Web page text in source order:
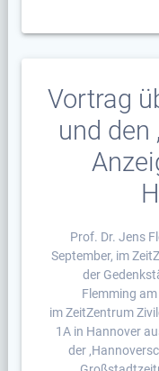
Vortrag
und den
Prof. Dr. Jens
September, im
der
Flemming
im ZeitZentrum
1A in Hannover
der